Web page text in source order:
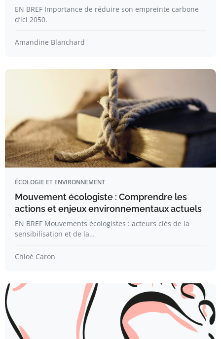
EN BREF Importance de réduire son empreinte carbone
d’ici 2050.
Amandine Blanchard
ÉCOLOGIE ET ENVIRONNEMENT
Mouvement écologiste : Comprendre les
actions et enjeux environnementaux actuels
EN BREF Mouvements écologistes : acteurs clés de la
sensibilisation et de la…
Chloé Caron